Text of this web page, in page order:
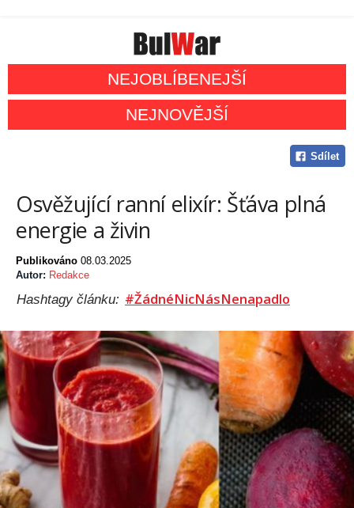
NEJOBLÍBENEJŠÍ
NEJNOVĚJŠÍ
Sdílet
Osvěžující ranní elixír: Šťáva plná
energie a živin
Publikováno 08.03.2025
Autor: Redakce
Hashtagy článku: #ŽádnéNicNásNenapadlo